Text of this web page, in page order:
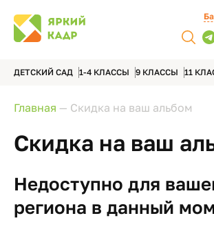
ДЕТСКИЙ САД 1-4 КЛАССЫ 9 КЛАССЫ 11
Главная — Скидка на ваш альбом
Скидка на ваш
Недоступно для
региона в данный